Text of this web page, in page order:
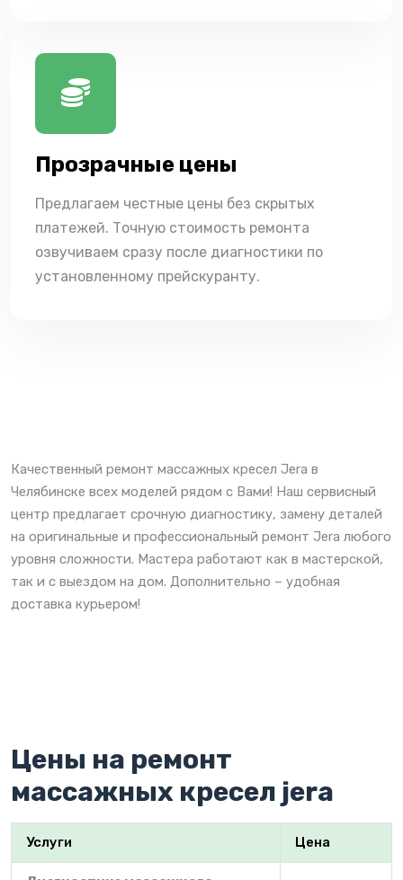
Прозрачные цены
Предлагаем честные цены без скрытых
платежей. Точную стоимость ремонта
озвучиваем сразу после диагностики по
установленному прейскуранту.
Качественный ремонт массажных кресел Jera в
Челябинске всех моделей рядом с Вами! Наш сервисный
центр предлагает срочную диагностику, замену деталей
на оригинальные и профессиональный ремонт Jera любого
уровня сложности. Мастера работают как в мастерской,
так и с выездом на дом. Дополнительно – удобная
доставка курьером!
Цены на ремонт
массажных кресел jera
Услуги Цена